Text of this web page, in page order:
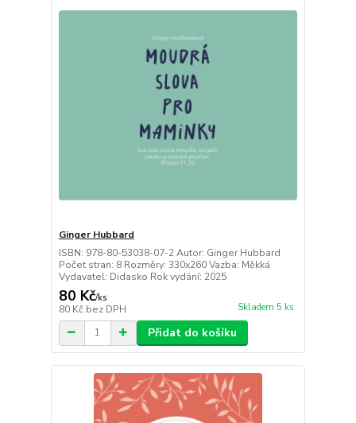
Ginger Hubbard
ISBN: 978-80-53038-07-2 Autor: Ginger Hubbard
Počet stran: 8 Rozměry: 330x260 Vazba: Měkká
Vydavatel: Didasko Rok vydání: 2025
80 Kč/ks
80 Kč bez DPH Skladem 5 ks
Přidat do košíku